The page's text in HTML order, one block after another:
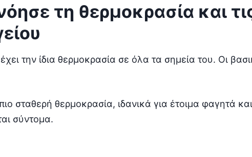
τη θερμοκρασία και
την ίδια θερμοκρασία σε όλα τα σημεία του. Οι
σταθερή θερμοκρασία, ιδανικά για έτοιμα φαγητά
σύντομα.